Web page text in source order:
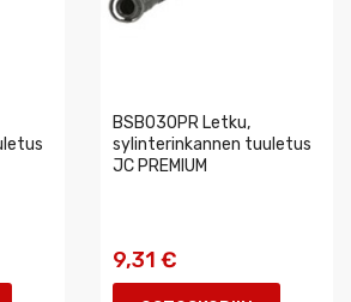
BSB030PR Letku,
sylinterinkannen tuuletus
JC PREMIUM
9,31 €